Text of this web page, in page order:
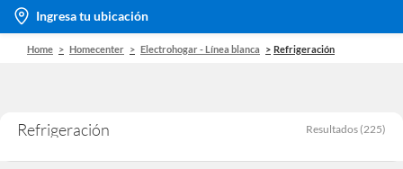
location-
icon
Ingresa tu ubicación
Home Homecenter Electrohogar - Línea blanca Refrigeración
Refrigeración Resultados (225)